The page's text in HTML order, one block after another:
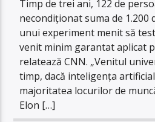
Timp de trei ani, 122 de
necondiționat suma de 1.200
unui experiment menit să
venit minim garantat aplicat
relatează CNN. „Venitul
timp, dacă inteligența
majoritatea locurilor de
Elon […]